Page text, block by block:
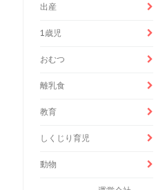
出産
1歳児
おむつ
離乳食
教育
しくじり育児
動物